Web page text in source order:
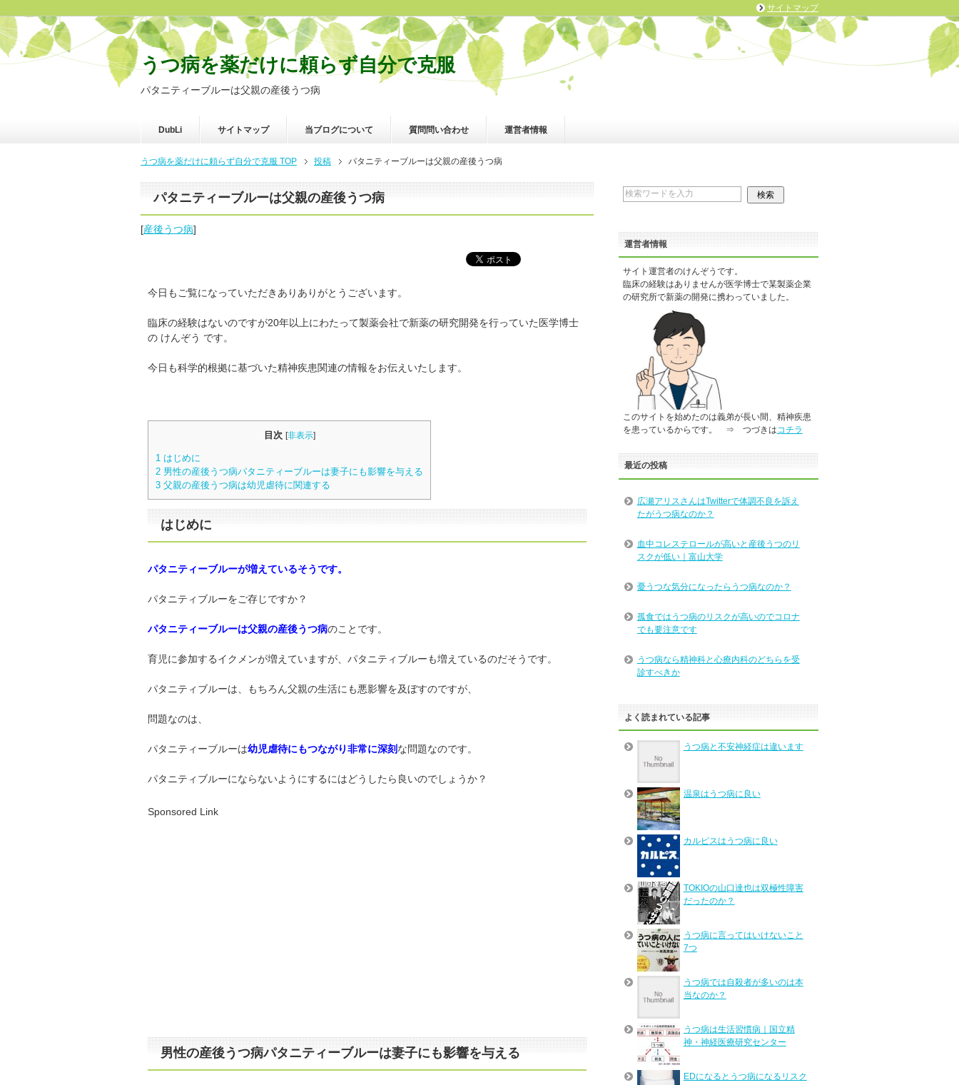
うつ病を薬だけに頼らず自分で克服
パタニティーブルーは父親の産後うつ病
DubLi サイトマップ 当ブログについて 質問問い合わせ 運営者情報
うつ病を薬だけに頼らず自分で克服 TOP 投稿 パタニティーブルーは父親の産後うつ病
パタニティーブルーは父親の産後うつ病
[産後うつ病]
今日もご覧になっていただきありありがとうございます。
臨床の経験はないのですが20年以上にわたって製薬会社で新薬の研究開発を行っていた医学博士
の けんぞう です。
今日も科学的根拠に基づいた精神疾患関連の情報をお伝えいたします。
目次 [非表示]
1 はじめに
2 男性の産後うつ病パタニティーブルーは妻子にも影響を与える
3 父親の産後うつ病は幼児虐待に関連する
はじめに
パタニティーブルーが増えているそうです。
パタニティブルーをご存じですか？
パタニティーブルーは父親の産後うつ病のことです。
育児に参加するイクメンが増えていますが、パタニティブルーも増えているのだそうです。
パタニティブルーは、もちろん父親の生活にも悪影響を及ぼすのですが、
問題なのは、
パタニティーブルーは幼児虐待にもつながり非常に深刻な問題なのです。
パタニティブルーにならないようにするにはどうしたら良いのでしょうか？
Sponsored Link
男性の産後うつ病パタニティーブルーは妻子にも影響を与える
運営者情報
サイト運営者のけんぞうです。
臨床の経験はありませんが医学博士で某製薬企業
の研究所で新薬の開発に携わっていました。
このサイトを始めたのは義弟が長い間、精神疾患
を患っているからです。 ⇒ つづきはコチラ
最近の投稿
広瀬アリスさんはTwitterで体調不良を訴え
たがうつ病なのか？
血中コレステロールが高いと産後うつのリ
スクが低い｜富山大学
憂うつな気分になったらうつ病なのか？
孤食ではうつ病のリスクが高いのでコロナ
でも要注意です
うつ病なら精神科と心療内科のどちらを受
診すべきか
よく読まれている記事
うつ病と不安神経症は違います
温泉はうつ病に良い
カルピスはうつ病に良い
TOKIOの山口達也は双極性障害
だったのか？
うつ病に言ってはいけないこと
7つ
うつ病では自殺者が多いのは本
当なのか？
うつ病は生活習慣病｜国立精
神・神経医療研究センター
EDになるとうつ病になるリスク
サイトマップ